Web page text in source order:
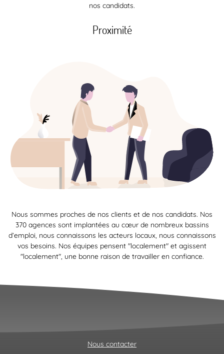
nos candidats.
Proximité
Nous sommes proches de nos clients et de nos candidats. Nos
370 agences sont implantées au cœur de nombreux bassins
d’emploi, nous connaissons les acteurs locaux, nous connaissons
vos besoins. Nos équipes pensent "localement" et agissent
"localement", une bonne raison de travailler en confiance.
Nous contacter